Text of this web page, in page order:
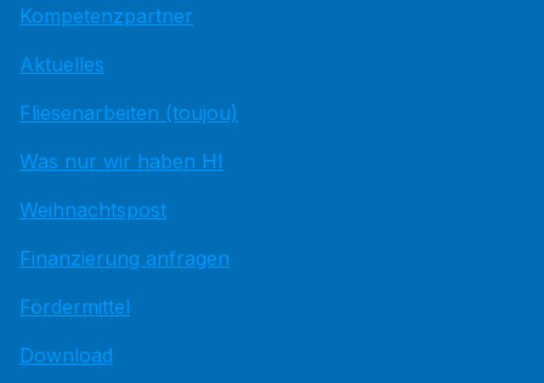
Kompetenzpartner
Aktuelles
Fliesenarbeiten (toujou)
Was nur wir haben HI
Weihnachtspost
Finanzierung anfragen
Fördermittel
Download